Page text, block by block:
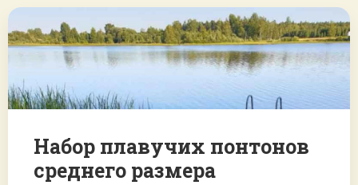
Набор плавучих понтонов
среднего размера